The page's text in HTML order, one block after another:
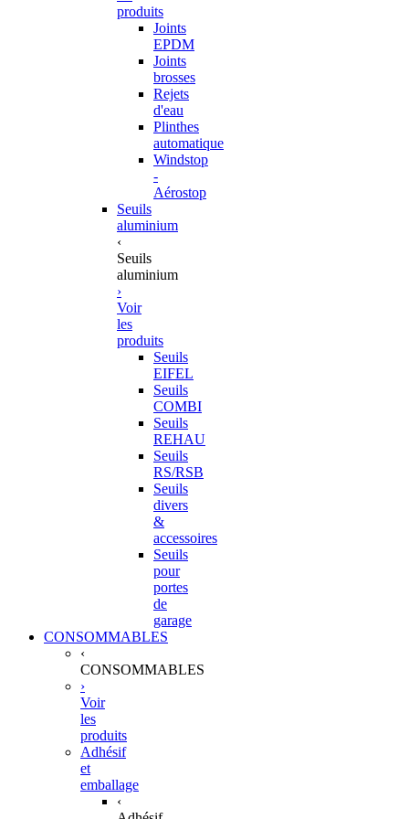
produits
Joints
EPDM
Joints
brosses
Rejets
d'eau
Plinthes
automatique
Windstop
-
Aérostop
Seuils
aluminium
‹
Seuils
aluminium
›
Voir
les
produits
Seuils
EIFEL
Seuils
COMBI
Seuils
REHAU
Seuils
RS/RSB
Seuils
divers
&
accessoires
Seuils
pour
portes
de
garage
CONSOMMABLES
‹
CONSOMMABLES
›
Voir
les
produits
Adhésif
et
emballage
‹